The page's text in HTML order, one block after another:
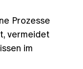
Prozesse
vermeidet
im